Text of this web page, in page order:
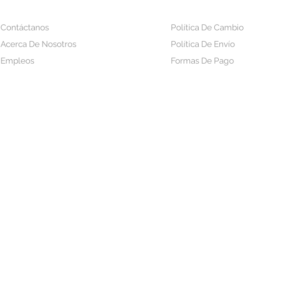
Contáctanos
Acerca De Nosotros
Empleos
Política De Cambio
Política De Envío
Formas De Pago